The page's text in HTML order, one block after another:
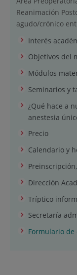
Reanimación
agudo/crónico
Interés
Objetivos del
Módulos
Seminarios y
¿Qué hace a
anestesia
Precio
Calendario y
Dirección
Tríptico
Secretaría
Formulario de